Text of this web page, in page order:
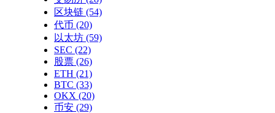
区块链 (54)
代币 (20)
以太坊 (59)
SEC (22)
股票 (26)
ETH (21)
BTC (33)
OKX (20)
币安 (29)